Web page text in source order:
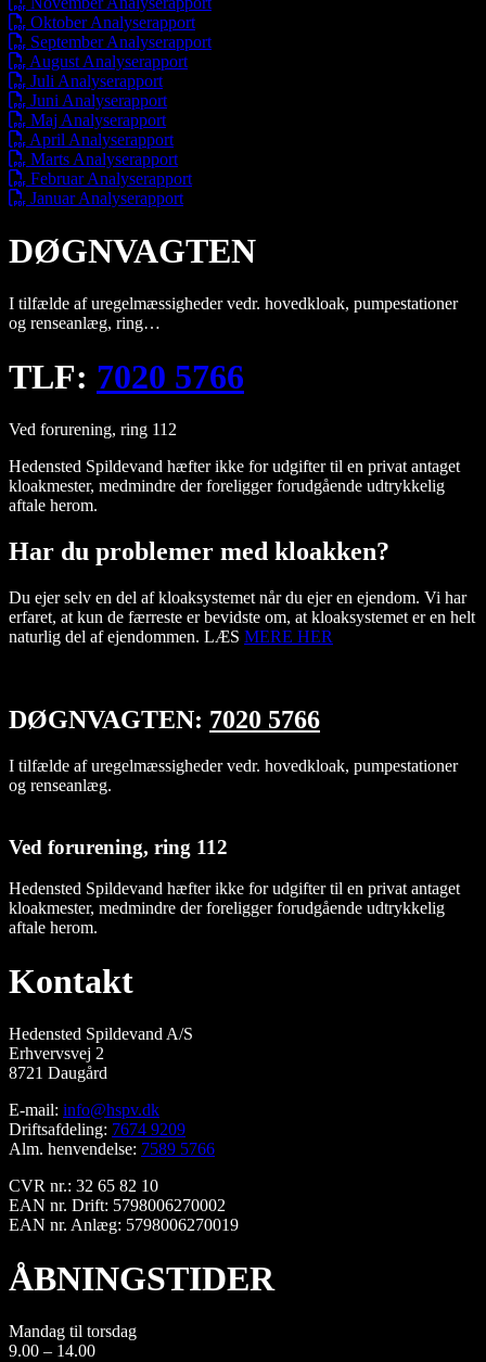
Oktober Analyserapport
September Analyserapport
August Analyserapport
Juli Analyserapport
Juni Analyserapport
Maj Analyserapport
April Analyserapport
Marts Analyserapport
Februar Analyserapport
Januar Analyserapport
DØGNVAGTEN
I tilfælde af uregelmæssigheder vedr. hovedkloak, pumpestationer
og renseanlæg, ring…
TLF: 7020 5766
Ved forurening, ring 112
Hedensted Spildevand hæfter ikke for udgifter til en privat antaget
kloakmester, medmindre der foreligger forudgående udtrykkelig
aftale herom.
Har du problemer med kloakken?
Du ejer selv en del af kloaksystemet når du ejer en ejendom. Vi har
erfaret, at kun de færreste er bevidste om, at kloaksystemet er en helt
naturlig del af ejendommen. LÆS MERE HER
DØGNVAGTEN: 7020 5766
I tilfælde af uregelmæssigheder vedr. hovedkloak, pumpestationer
og renseanlæg.
Ved forurening, ring 112
Hedensted Spildevand hæfter ikke for udgifter til en privat antaget
kloakmester, medmindre der foreligger forudgående udtrykkelig
aftale herom.
Kontakt
Hedensted Spildevand A/S
Erhvervsvej 2
8721 Daugård
E-mail: info@hspv.dk
Driftsafdeling: 7674 9209
Alm. henvendelse: 7589 5766
CVR nr.: 32 65 82 10
EAN nr. Drift: 5798006270002
EAN nr. Anlæg: 5798006270019
ÅBNINGSTIDER
Mandag til torsdag
9.00 – 14.00